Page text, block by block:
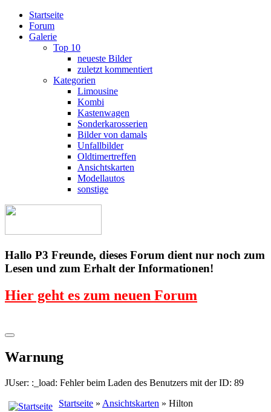
Startseite
Forum
Galerie
Top 10
neueste Bilder
zuletzt kommentiert
Kategorien
Limousine
Kombi
Kastenwagen
Sonderkarosserien
Bilder von damals
Unfallbilder
Oldtimertreffen
Ansichtskarten
Modellautos
sonstige
Hallo P3 Freunde, dieses Forum dient nur noch zum
Lesen und zum Erhalt der Informationen!
Hier geht es zum neuen Forum
Warnung
JUser: :_load: Fehler beim Laden des Benutzers mit der ID: 89
Startseite » Ansichtskarten » Hilton